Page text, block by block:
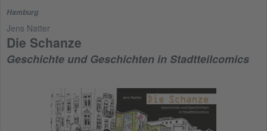
Suchen
Hamburg
Jens Natter
Die Schanze
Geschichte und Geschichten in Stadtteilcomics